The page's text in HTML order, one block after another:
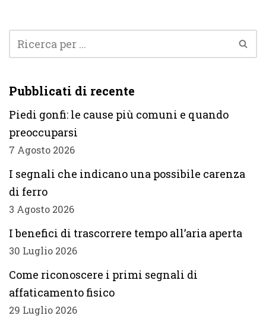
Pubblicati di recente
Piedi gonfi: le cause più comuni e quando
preoccuparsi
7 Agosto 2026
I segnali che indicano una possibile carenza
di ferro
3 Agosto 2026
I benefici di trascorrere tempo all’aria aperta
30 Luglio 2026
Come riconoscere i primi segnali di
affaticamento fisico
29 Luglio 2026